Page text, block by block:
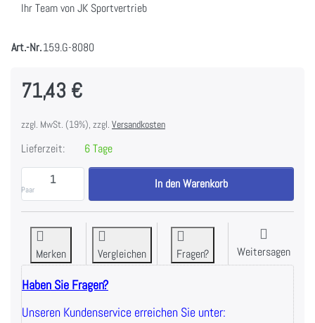
Ihr Team von JK Sportvertrieb
Art.-Nr.159.G-8080
71,43 €
zzgl. MwSt. (19%), zzgl. Versandkosten
Lieferzeit: 6 Tage
Paar
ATX® Roller Cable Handle - Zugseil zu 71,43 €,
In den Warenkorb
Merken Vergleichen Fragen? Weitersagen
Haben Sie Fragen?
Unseren Kundenservice erreichen Sie unter: